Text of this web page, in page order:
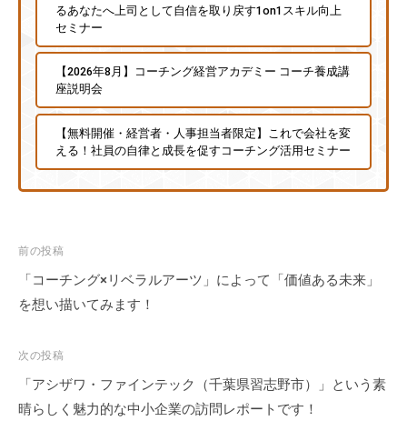
るあなたへ上司として自信を取り戻す1on1スキル向上
セミナー
【2026年8月】コーチング経営アカデミー コーチ養成講
座説明会
【無料開催・経営者・人事担当者限定】これで会社を変
える！社員の自律と成長を促すコーチング活用セミナー
投
稿
ナ
ゲ
ー
シ
前の投稿
「コーチング×リベラルアーツ」によって「価値ある未来」
を想い描いてみます！
次の投稿
「アシザワ・ファインテック（千葉県習志野市）」という素
晴らしく魅力的な中小企業の訪問レポートです！